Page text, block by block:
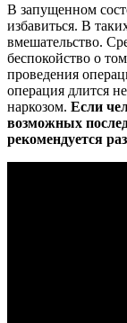
В запущенном
избавиться. В
вмешательство.
беспокойство о
проведения
операция длится
наркозом. Если
возможных
рекомендуется